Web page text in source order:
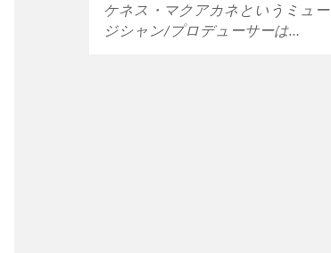
ケネス・マクアカネというミュー
ジシャン/プロデューサーは…